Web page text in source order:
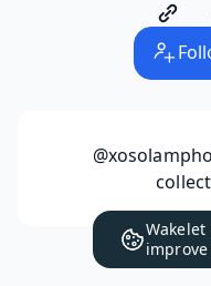
Wakelet